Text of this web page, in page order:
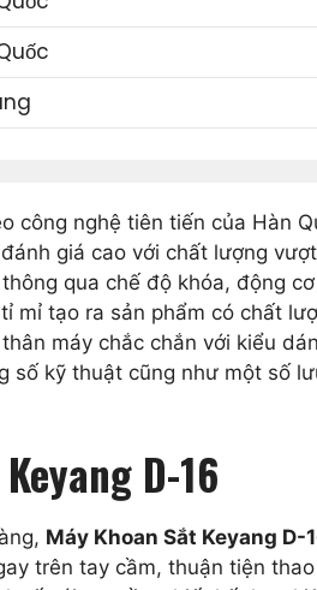
công nghệ tiên tiến của Hàn
giá cao với chất lượng
qua chế độ khóa, động
mỉ tạo ra sản phẩm có chất
máy chắc chắn với kiểu
kỹ thuật cũng như một số
D-16
Máy Khoan Sắt Keyang D-
trên tay cầm, thuận tiện